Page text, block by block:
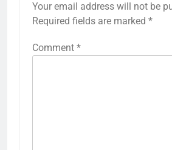
Your email address will not be
Required fields are marked *
Comment *